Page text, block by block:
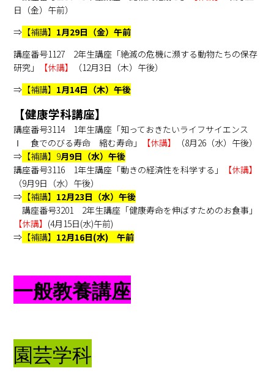
日（金）午前）
⇒【補講】 1月29日（金）午前
講座番号1127 2年生講座「絶滅の危機に瀕する動物たちの保存
研究」
【休講】
（12月3日（木）午後）
⇒【補講】 1月14日（木）午後
【健康学科講座】
講座番号3114 1年生講座「知っておきたいライフサイエンス
Ⅰ 食でのびる寿命 縮む寿命」
【休講】
（8月26（水）午後）
⇒【補講】9月9日（水）午後
講座番号3116 1年生講座「動きの経済性を科学する」
【休講】
（9月9日（水）午後）
⇒【補講】 12月23日（水）午後
講座番号3201 2年生講座「健康寿命を伸ばすためのお食事」
【休講】 (4月15日(水)午前)
⇒【補講】 12月16日(水) 午前
一般教養講座
園芸学科